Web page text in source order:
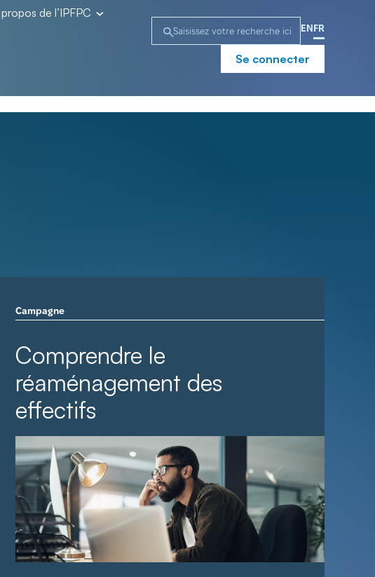
de l’IPFPC
EN FR
Se connecter
Campagne
Comprendre le
réaménagement des
effectifs